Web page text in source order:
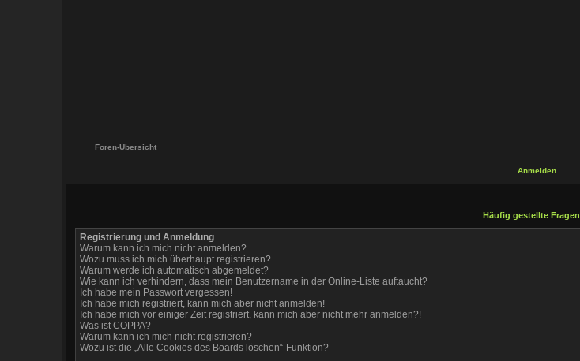
Foren-Übersicht
Anmelden
Häufig gestellte Fragen
Registrierung und Anmeldung
Warum kann ich mich nicht anmelden?
Wozu muss ich mich überhaupt registrieren?
Warum werde ich automatisch abgemeldet?
Wie kann ich verhindern, dass mein Benutzername in der Online-Liste auftaucht?
Ich habe mein Passwort vergessen!
Ich habe mich registriert, kann mich aber nicht anmelden!
Ich habe mich vor einiger Zeit registriert, kann mich aber nicht mehr anmelden?!
Was ist COPPA?
Warum kann ich mich nicht registrieren?
Wozu ist die „Alle Cookies des Boards löschen“-Funktion?